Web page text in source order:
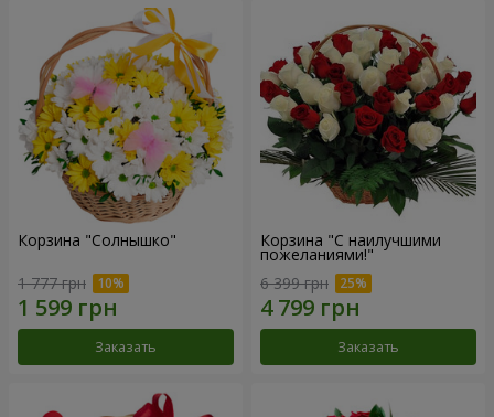
Корзина "Солнышко"
1 777 грн
Заказать
Корзина "С наилучшими
пожеланиями!"
6 399 грн
Заказать